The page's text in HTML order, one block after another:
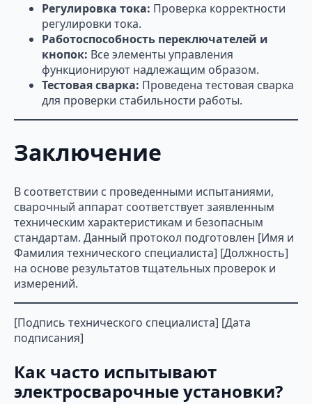
Регулировка тока: Проверка корректности
регулировки тока.
Работоспособность переключателей и
кнопок: Все элементы управления
функционируют надлежащим образом.
Тестовая сварка: Проведена тестовая сварка
для проверки стабильности работы.
Заключение
В соответствии с проведенными испытаниями,
сварочный аппарат соответствует заявленным
техническим характеристикам и безопасным
стандартам. Данный протокол подготовлен [Имя и
Фамилия технического специалиста] [Должность]
на основе результатов тщательных проверок и
измерений.
[Подпись технического специалиста] [Дата
подписания]
Как часто испытывают
электросварочные установки?